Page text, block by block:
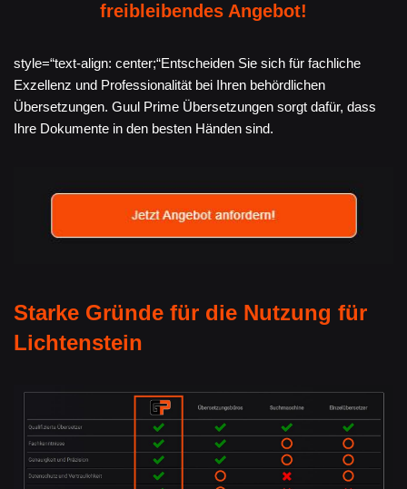
freibleibendes Angebot!
style=“text-align: center;“Entscheiden Sie sich für fachliche
Exzellenz und Professionalität bei Ihren behördlichen
Übersetzungen. Guul Prime Übersetzungen sorgt dafür, dass
Ihre Dokumente in den besten Händen sind.
Starke Gründe für die Nutzung für
Lichtenstein